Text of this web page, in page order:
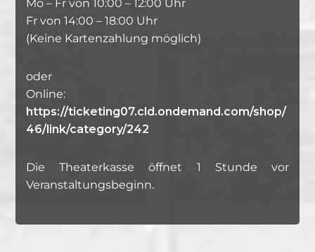
Mo – Fr von 10:00 – 12:00 Uhr
Fr von 14:00 – 18:00 Uhr
(Keine Kartenzahlung möglich)
oder
Online:
https://ticketing07.cld.ondemand.com/shop/
46/link/category/242
Die Theaterkasse öffnet 1 Stunde vor
Veranstaltungsbeginn.